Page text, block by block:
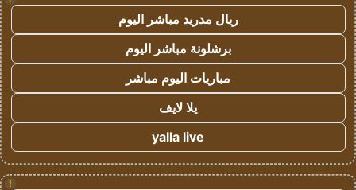
ريال مدريد مباشر اليوم
برشلونة مباشر اليوم
مباريات اليوم مباشر
يلا لايف
yalla live
!